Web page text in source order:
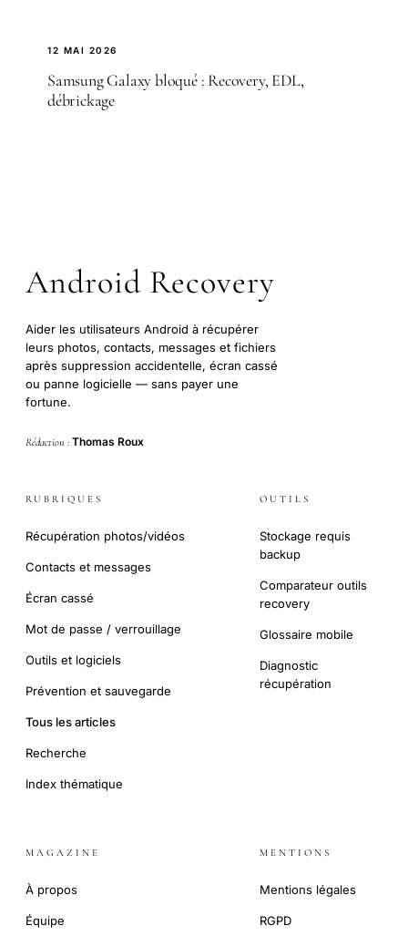
12 MAI 2026
Samsung Galaxy bloqué : Recovery, EDL,
débrickage
Android Recovery
Aider les utilisateurs Android à récupérer
leurs photos, contacts, messages et fichiers
après suppression accidentelle, écran cassé
ou panne logicielle — sans payer une
fortune.
Rédaction : Thomas Roux
RUBRIQUES
Récupération photos/vidéos
Contacts et messages
Écran cassé
Mot de passe / verrouillage
Outils et logiciels
Prévention et sauvegarde
Tous les articles
Recherche
Index thématique
OUTILS
Stockage requis
backup
Comparateur outils
recovery
Glossaire mobile
Diagnostic
récupération
MAGAZINE
À propos
Équipe
MENTIONS
Mentions légales
RGPD